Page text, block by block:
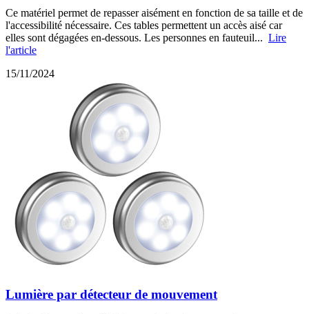
Ce matériel permet de repasser aisément en fonction de sa taille et de
l'accessibilité nécessaire. Ces tables permettent un accès aisé car
elles sont dégagées en-dessous. Les personnes en fauteuil... Lire
l'article
15/11/2024
Lumière par détecteur de mouvement